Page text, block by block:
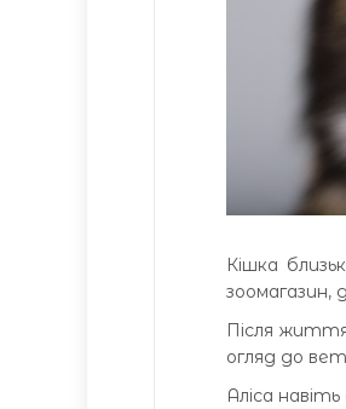
Кішка
Після
огляд до
Аліса